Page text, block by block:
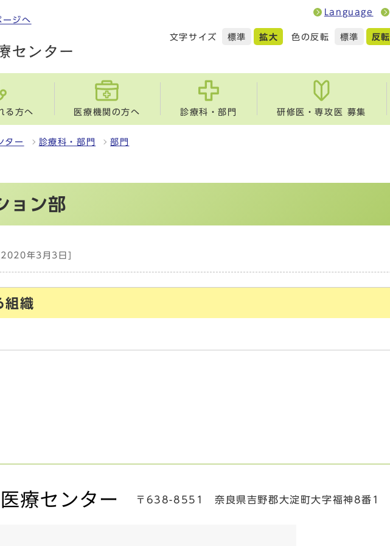
ージへ
Language
文字サイズ 標準 拡大 色の反転 標準 反転
る方へ 医療機関の方へ 診療科・部門 研修医・専攻医 募集
ター 診療科・部門 部門
ョン部
年3月3日]
組織
〒638-8551 奈良県吉野郡大淀町大字福神8番1